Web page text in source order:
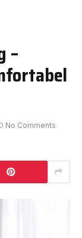
–
No Comments